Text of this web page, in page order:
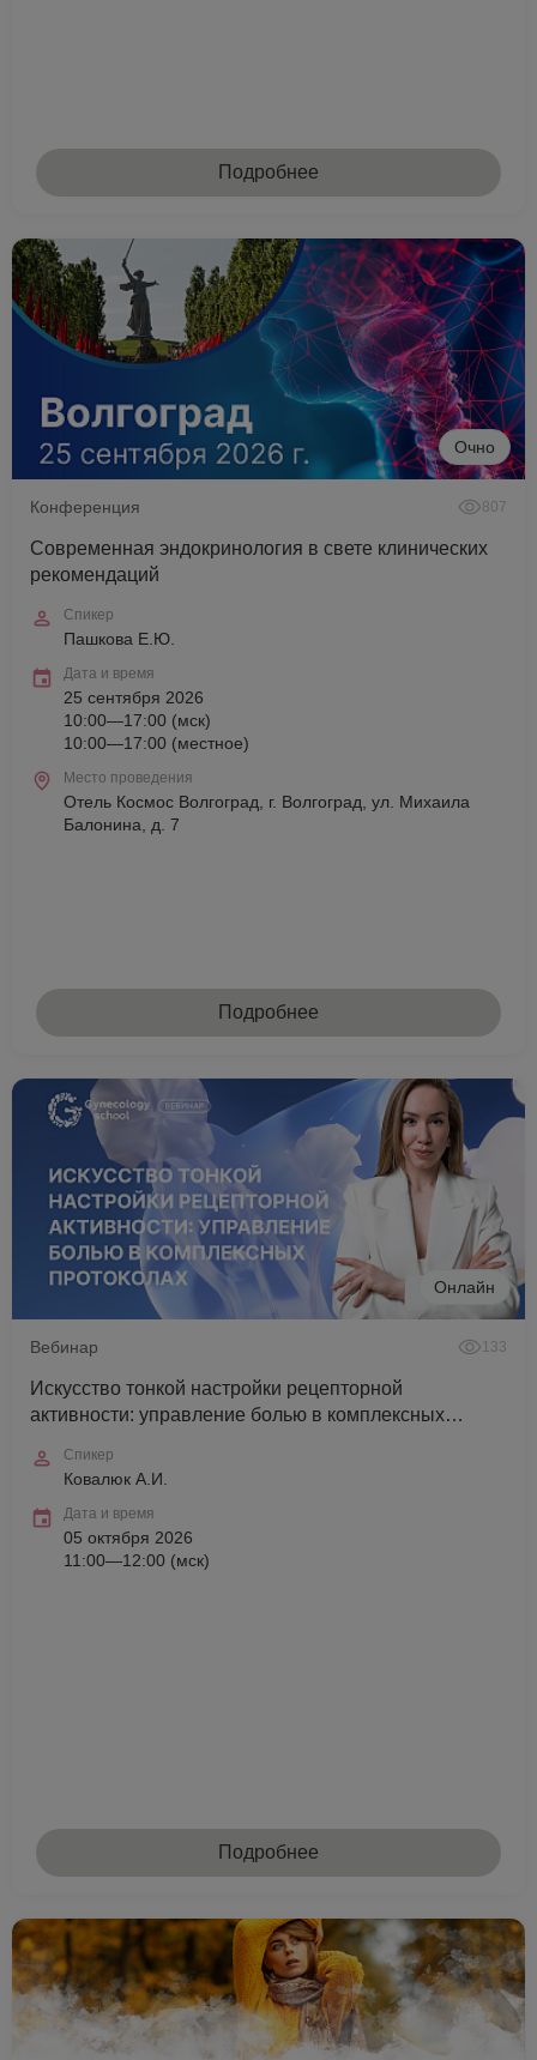
Подробнее
Очно
Конференция 807
Современная эндокринология в свете клинических
рекомендаций
Спикер
Пашкова Е.Ю.
Дата и время
25 сентября 2026
10:00—17:00 (мск)
10:00—17:00 (местное)
Место проведения
Отель Космос Волгоград, г. Волгоград, ул. Михаила
Балонина, д. 7
Подробнее
Онлайн
Вебинар 133
Искусство тонкой настройки рецепторной
активности: управление болью в комплексных
Спикер
Ковалюк А.И.
Дата и время
05 октября 2026
11:00—12:00 (мск)
Подробнее